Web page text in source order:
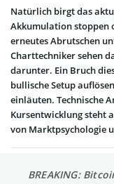
Natürlich birgt das
Akkumulation stoppen
erneutes Abrutschen
Charttechniker sehen
darunter. Ein Bruch
bullische Setup
einläuten. Technische
Kursentwicklung steht
von Marktpsychologie
BREAKING: